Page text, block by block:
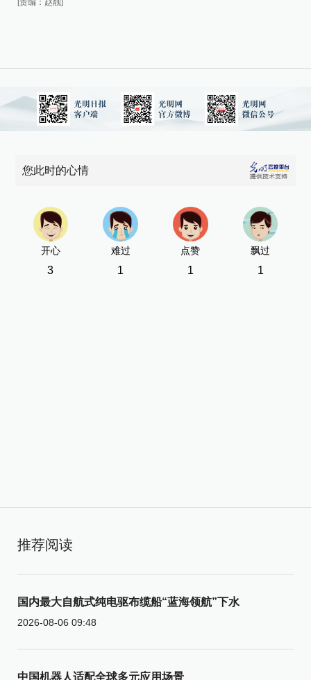
[责编：赵靓]
您此时的心情
开心
3
难过
1
点赞
1
飘过
1
推荐阅读
国内最大自航式纯电驱布缆船“蓝海领航”下水
2026-08-06 09:48
中国机器人适配全球多元应用场景